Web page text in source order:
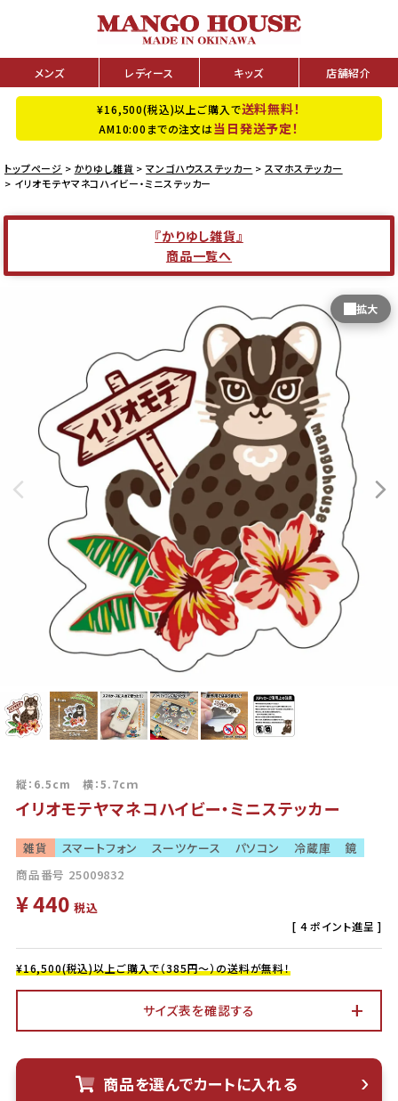
メンズ レディース キッズ 店舗紹介
¥16,500(税込)以上ご購入で送料無料！
AM10:00までの注文は当日発送予定！
トップページ かりゆし雑貨 マンゴハウスステッカー
スマホステッカー
イリオモテヤマネコハイビー・ミニステッカー
『かりゆし雑貨』
商品一覧へ
縦：6.5cm 横：5.7cｍ
イリオモテヤマネコハイビー・ミニステッカー
雑貨 スマートフォン スーツケース パソコン 冷蔵庫
鏡
商品番号 25009832
¥440 税込
[ 4 ポイント進呈 ]
¥16,500(税込)以上ご購入で（385円～）の送料が無料！
サイズ表を確認する
商品を選んでカートに入れる